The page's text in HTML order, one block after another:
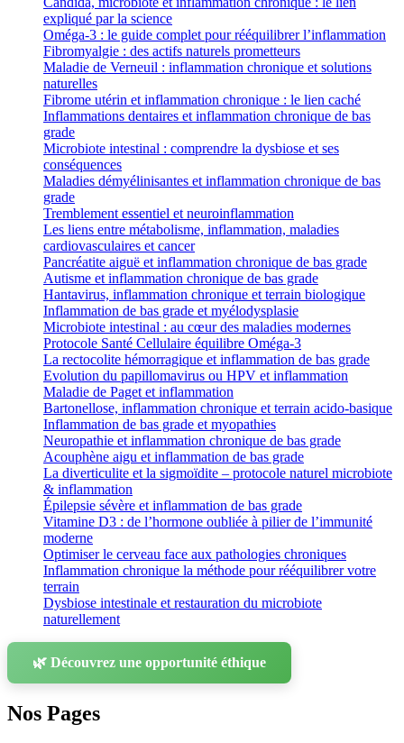
expliqué par la science
Oméga-3 : le guide complet pour rééquilibrer l’inflammation
Fibromyalgie : des actifs naturels prometteurs
Maladie de Verneuil : inflammation chronique et solutions
naturelles
Fibrome utérin et inflammation chronique : le lien caché
Inflammations dentaires et inflammation chronique de bas
grade
Microbiote intestinal : comprendre la dysbiose et ses
conséquences
Maladies démyélinisantes et inflammation chronique de bas
grade
Tremblement essentiel et neuroinflammation
Les liens entre métabolisme, inflammation, maladies
cardiovasculaires et cancer
Pancréatite aiguë et inflammation chronique de bas grade
Autisme et inflammation chronique de bas grade
Hantavirus, inflammation chronique et terrain biologique
Inflammation de bas grade et myélodysplasie
Microbiote intestinal : au cœur des maladies modernes
Protocole Santé Cellulaire équilibre Oméga-3
La rectocolite hémorragique et inflammation de bas grade
Evolution du papillomavirus ou HPV et inflammation
Maladie de Paget et inflammation
Bartonellose, inflammation chronique et terrain acido-basique
Inflammation de bas grade et myopathies
Neuropathie et inflammation chronique de bas grade
Acouphène aigu et inflammation de bas grade
La diverticulite et la sigmoïdite – protocole naturel microbiote
& inflammation
Épilepsie sévère et inflammation de bas grade
Vitamine D3 : de l’hormone oubliée à pilier de l’immunité
moderne
Optimiser le cerveau face aux pathologies chroniques
Inflammation chronique la méthode pour rééquilibrer votre
terrain
Dysbiose intestinale et restauration du microbiote
naturellement
🌿 Découvrez une opportunité éthique
Nos Pages